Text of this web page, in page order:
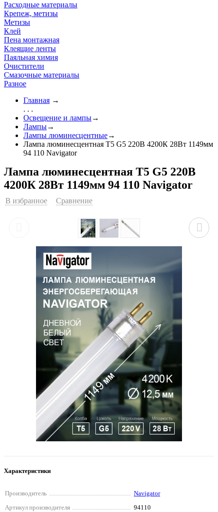
Расходные материалы
Крепеж, метизы
Метизы
Клей
Пена монтажная
Клеящие ленты
Паяльная химия
Очистители
Смазочные материалы
Разное
Главная →
. . .
Освещение и лампы→
Лампы→
Лампы люминесцентные→
Лампа люминесцентная T5 G5 220В 4200К 28Вт 1149мм
94 110 Navigator
Лампа люминесцентная T5 G5 220В
4200К 28Вт 1149мм 94 110 Navigator
В избранное Сравнение
Характеристики
Производитель
Navigator
Артикул производителя
94110